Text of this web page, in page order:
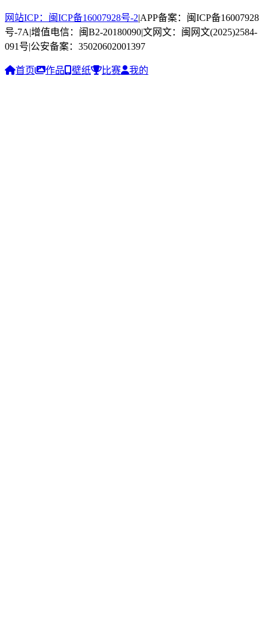
网站ICP：闽ICP备16007928号-2|APP备案：闽ICP备16007928
号-7A|增值电信：闽B2-20180090|文网文：闽网文(2025)2584-
091号|公安备案：35020602001397
首页 作品 壁纸 比赛 我的